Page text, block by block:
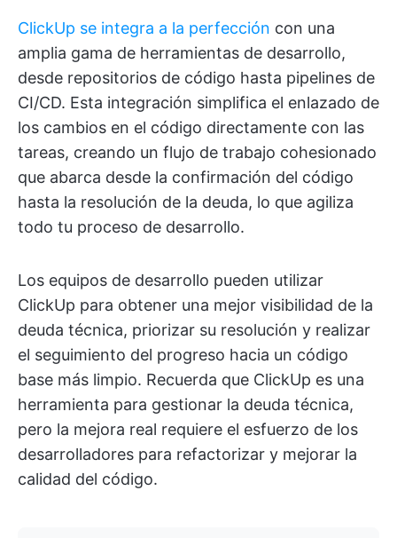
ClickUp se integra a la perfección con una
amplia gama de herramientas de desarrollo,
desde repositorios de código hasta pipelines de
CI/CD. Esta integración simplifica el enlazado de
los cambios en el código directamente con las
tareas, creando un flujo de trabajo cohesionado
que abarca desde la confirmación del código
hasta la resolución de la deuda, lo que agiliza
todo tu proceso de desarrollo.
Los equipos de desarrollo pueden utilizar
ClickUp para obtener una mejor visibilidad de la
deuda técnica, priorizar su resolución y realizar
el seguimiento del progreso hacia un código
base más limpio. Recuerda que ClickUp es una
herramienta para gestionar la deuda técnica,
pero la mejora real requiere el esfuerzo de los
desarrolladores para refactorizar y mejorar la
calidad del código.